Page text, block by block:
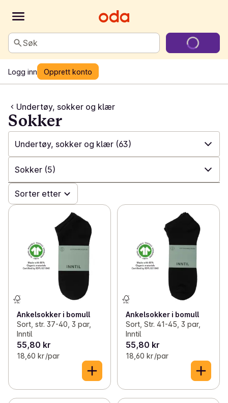
Søk
Logg inn Opprett konto
Undertøy, sokker og klær
Sokker
Undertøy, sokker og klær (63)
✓ Alle (551)
✓ Vask og renhold
Spill og leker (23)
Toalettpapir og tørkerull
Poser og folie
✓ (20)
✓ Kontorutstyr (7)
✓ Lys, servietter og engangsartikler (41)
Pynt og dekorasjoner
✓ Kjøkkenutstyr (70)
Sokker (5)
✓ Alle (63)
Strømpebukser (24)
Boksere
(16)
✓
✓ Singlet 0
Sorter etter
Ankelsokker i bomull
Sort, str. 37-40, 3 par,
Inntil
55,80 kr
18,60 kr /par
Ankelsokker i bomull
Sort, Str. 41-45, 3 par,
Inntil
55,80 kr
18,60 kr /par